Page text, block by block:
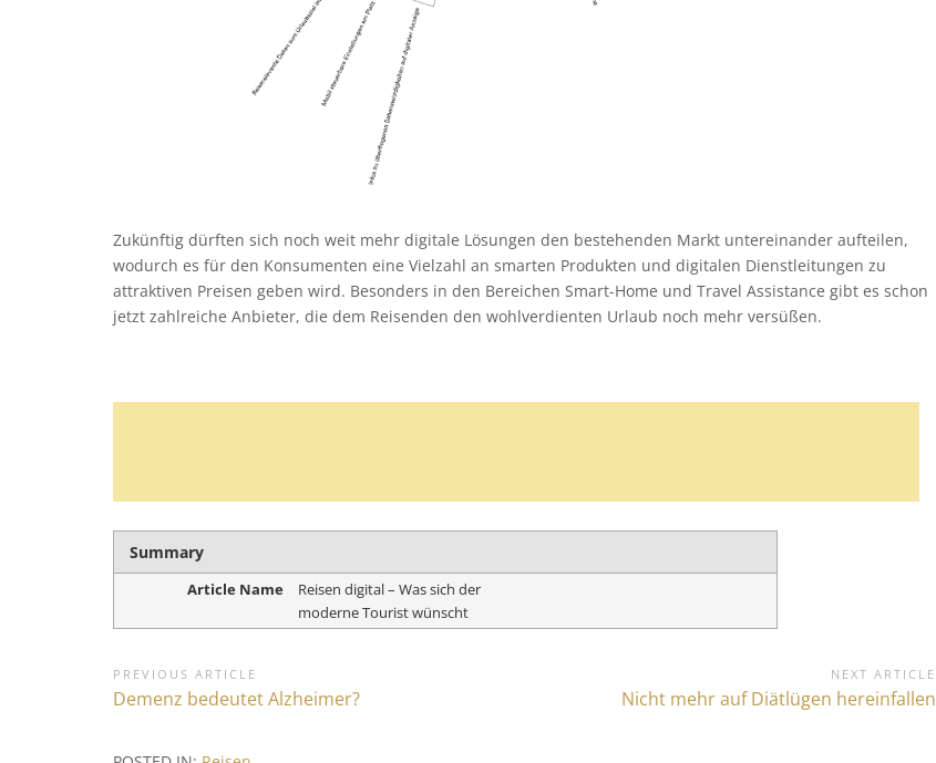
Zukünftig dürften sich noch weit mehr digitale Lösungen den bestehenden Markt untereinander aufteilen,
wodurch es für den Konsumenten eine Vielzahl an smarten Produkten und digitalen Dienstleitungen zu
attraktiven Preisen geben wird. Besonders in den Bereichen Smart-Home und Travel Assistance gibt es schon
jetzt zahlreiche Anbieter, die dem Reisenden den wohlverdienten Urlaub noch mehr versüßen.
Summary
Article Name
Reisen digital – Was sich der
moderne Tourist wünscht
B
e
i
PREVIOUS ARTICLE
P
Demenz bedeutet Alzheimer?
NEXT ARTICLE
N
Nicht mehr auf Diätlügen hereinfallen